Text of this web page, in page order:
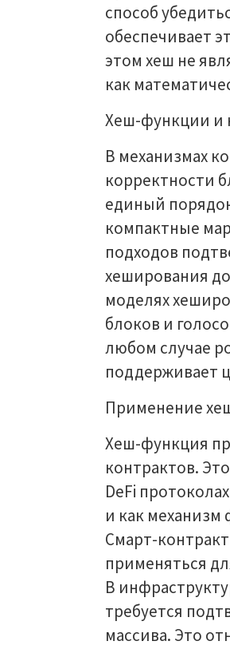
способ
обеспечивает
этом хеш не
как
Хеш-функции и
В механизмах
корректности
единый
компактные
подходов
хеширования
моделях
блоков и
любом случае
поддерживает
Применение
Хеш-функция
контрактов.
DeFi
и как
Смарт-
применяться
В
требуется
массива. Это